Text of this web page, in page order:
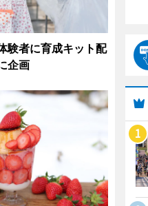
験者に育成キット配
企画